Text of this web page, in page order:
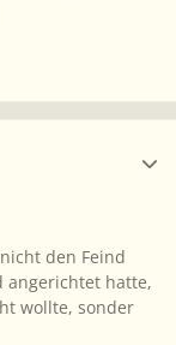
den Feind
angerichtet hatte,
wollte, sonder